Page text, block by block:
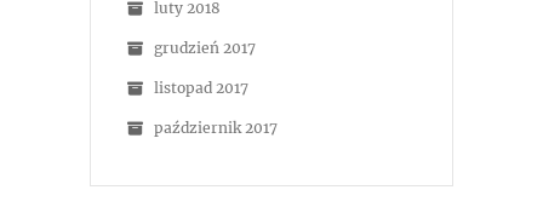
luty 2018
grudzień 2017
listopad 2017
październik 2017